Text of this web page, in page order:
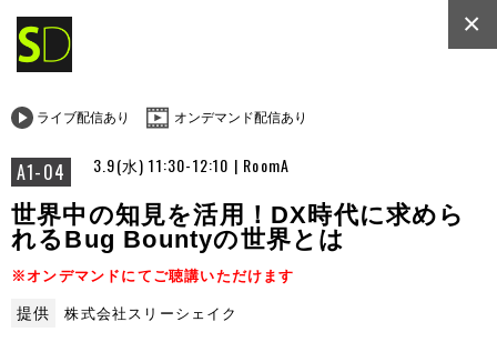
ライブ配信あり オンデマンド配信あり
A1-04 3.9(水) 11:30-12:10 | RoomA
×
世界中の知見を活用！DX時代に求めら
れるBug Bountyの世界とは
※オンデマンドにてご聴講いただけます
提供 株式会社スリーシェイク